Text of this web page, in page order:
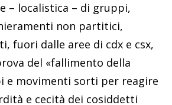
– localistica – di gruppi,
non partitici,
fuori dalle aree di cdx e csx,
del «fallimento della
e movimenti sorti per reagire
e cecità dei cosiddetti